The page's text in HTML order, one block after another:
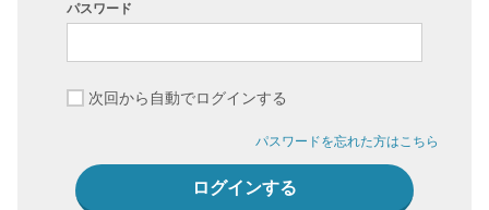
パスワード
次回から自動でログインする
パスワードを忘れた方はこちら